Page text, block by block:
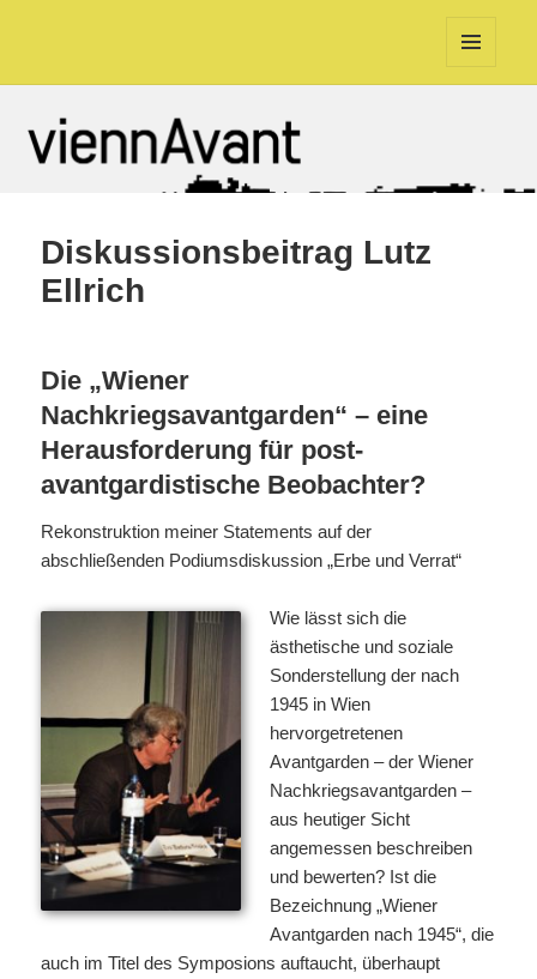
Diskussionsbeitrag Lutz
Ellrich
Die „Wiener
Nachkriegsavantgarden“ – eine
Herausforderung für post-
avantgardistische Beobachter?
Rekonstruktion meiner Statements auf der
abschließenden Podiumsdiskussion „Erbe und Verrat“
Wie lässt sich die
ästhetische und soziale
Sonderstellung der nach
1945 in Wien
hervorgetretenen
Avantgarden – der Wiener
Nachkriegsavantgarden –
aus heutiger Sicht
angemessen beschreiben
und bewerten? Ist die
Bezeichnung „Wiener
Avantgarden nach 1945“, die
auch im Titel des Symposions auftaucht, überhaupt